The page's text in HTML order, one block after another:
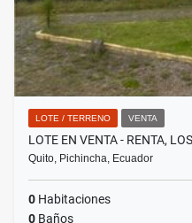
LOTE / TERRENO VENTA
LOTE EN VENTA - RENTA,
Quito, Pichincha, Ecuador
0 Habitaciones
0 Baños